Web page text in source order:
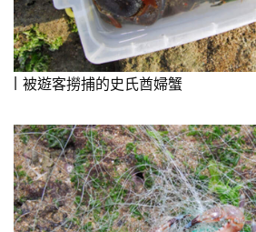
被遊客撈捕的史氏酋婦蟹